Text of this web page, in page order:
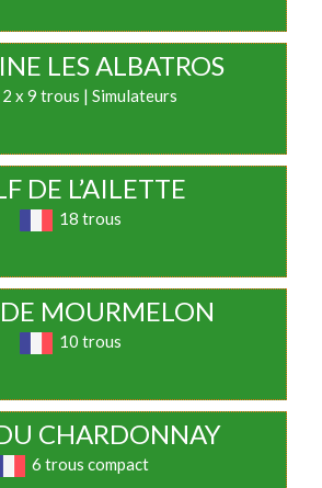
LES ALBATROS
2 x 9 trous | Simulateurs
DE L’AILETTE
18 trous
MOURMELON
10 trous
CHARDONNAY
6 trous compact